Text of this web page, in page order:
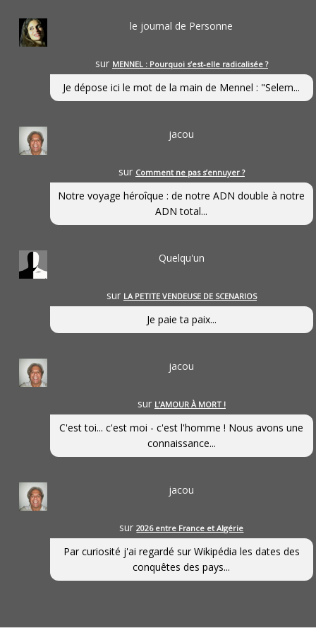
le journal de Personne
sur MENNEL : Pourquoi s’est-elle radicalisée ?
Je dépose ici le mot de la main de Mennel : "Selem...
jacou
sur Comment ne pas s’ennuyer ?
Notre voyage héroîque : de notre ADN double à notre
ADN total...
Quelqu'un
sur LA PETITE VENDEUSE DE SCENARIOS
Je paie ta paix...
jacou
sur L’AMOUR À MORT !
C'est toi... c'est moi - c'est l'homme ! Nous avons une
connaissance...
jacou
sur2026 entre France et Algérie
Par curiosité j'ai regardé sur Wikipédia les dates des
conquêtes des pays...